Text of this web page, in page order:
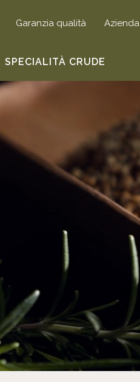
Garanzia qualità Azienda
SPECIALITÀ CRUDE